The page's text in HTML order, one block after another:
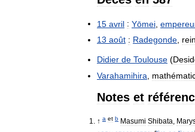
15 avril : Yōmei
13 août : Radegonde,
Didier de Toulouse (
Varahamihira
Notes et
↑ a et b Masumi Shibata,